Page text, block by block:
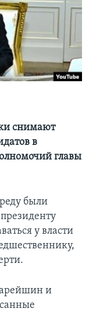
снимают
в
главы
были
у власти
и